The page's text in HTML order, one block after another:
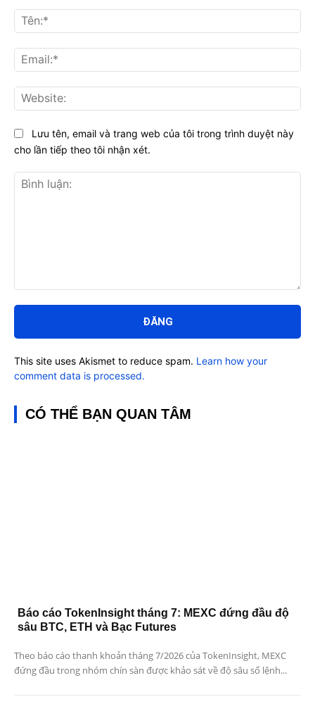
luận:
Lưu tên, email và trang web của tôi trong trình duyệt này
cho lần tiếp theo tôi nhận xét.
This site uses Akismet to reduce spam. Learn how your
comment data is processed.
CÓ THỂ BẠN QUAN TÂM
Báo cáo TokenInsight tháng 7: MEXC đứng đầu độ
sâu BTC, ETH và Bạc Futures
Theo báo cáo thanh khoản tháng 7/2026 của TokenInsight, MEXC
đứng đầu trong nhóm chín sàn được khảo sát về độ sâu sổ lệnh...